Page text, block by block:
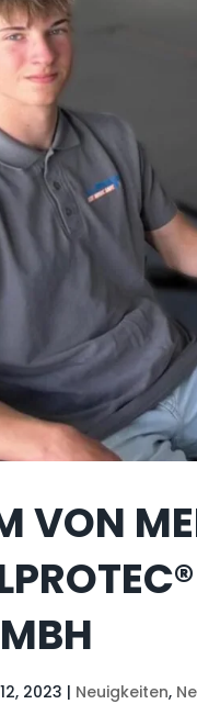
VON
2023 | Neuigkeiten,